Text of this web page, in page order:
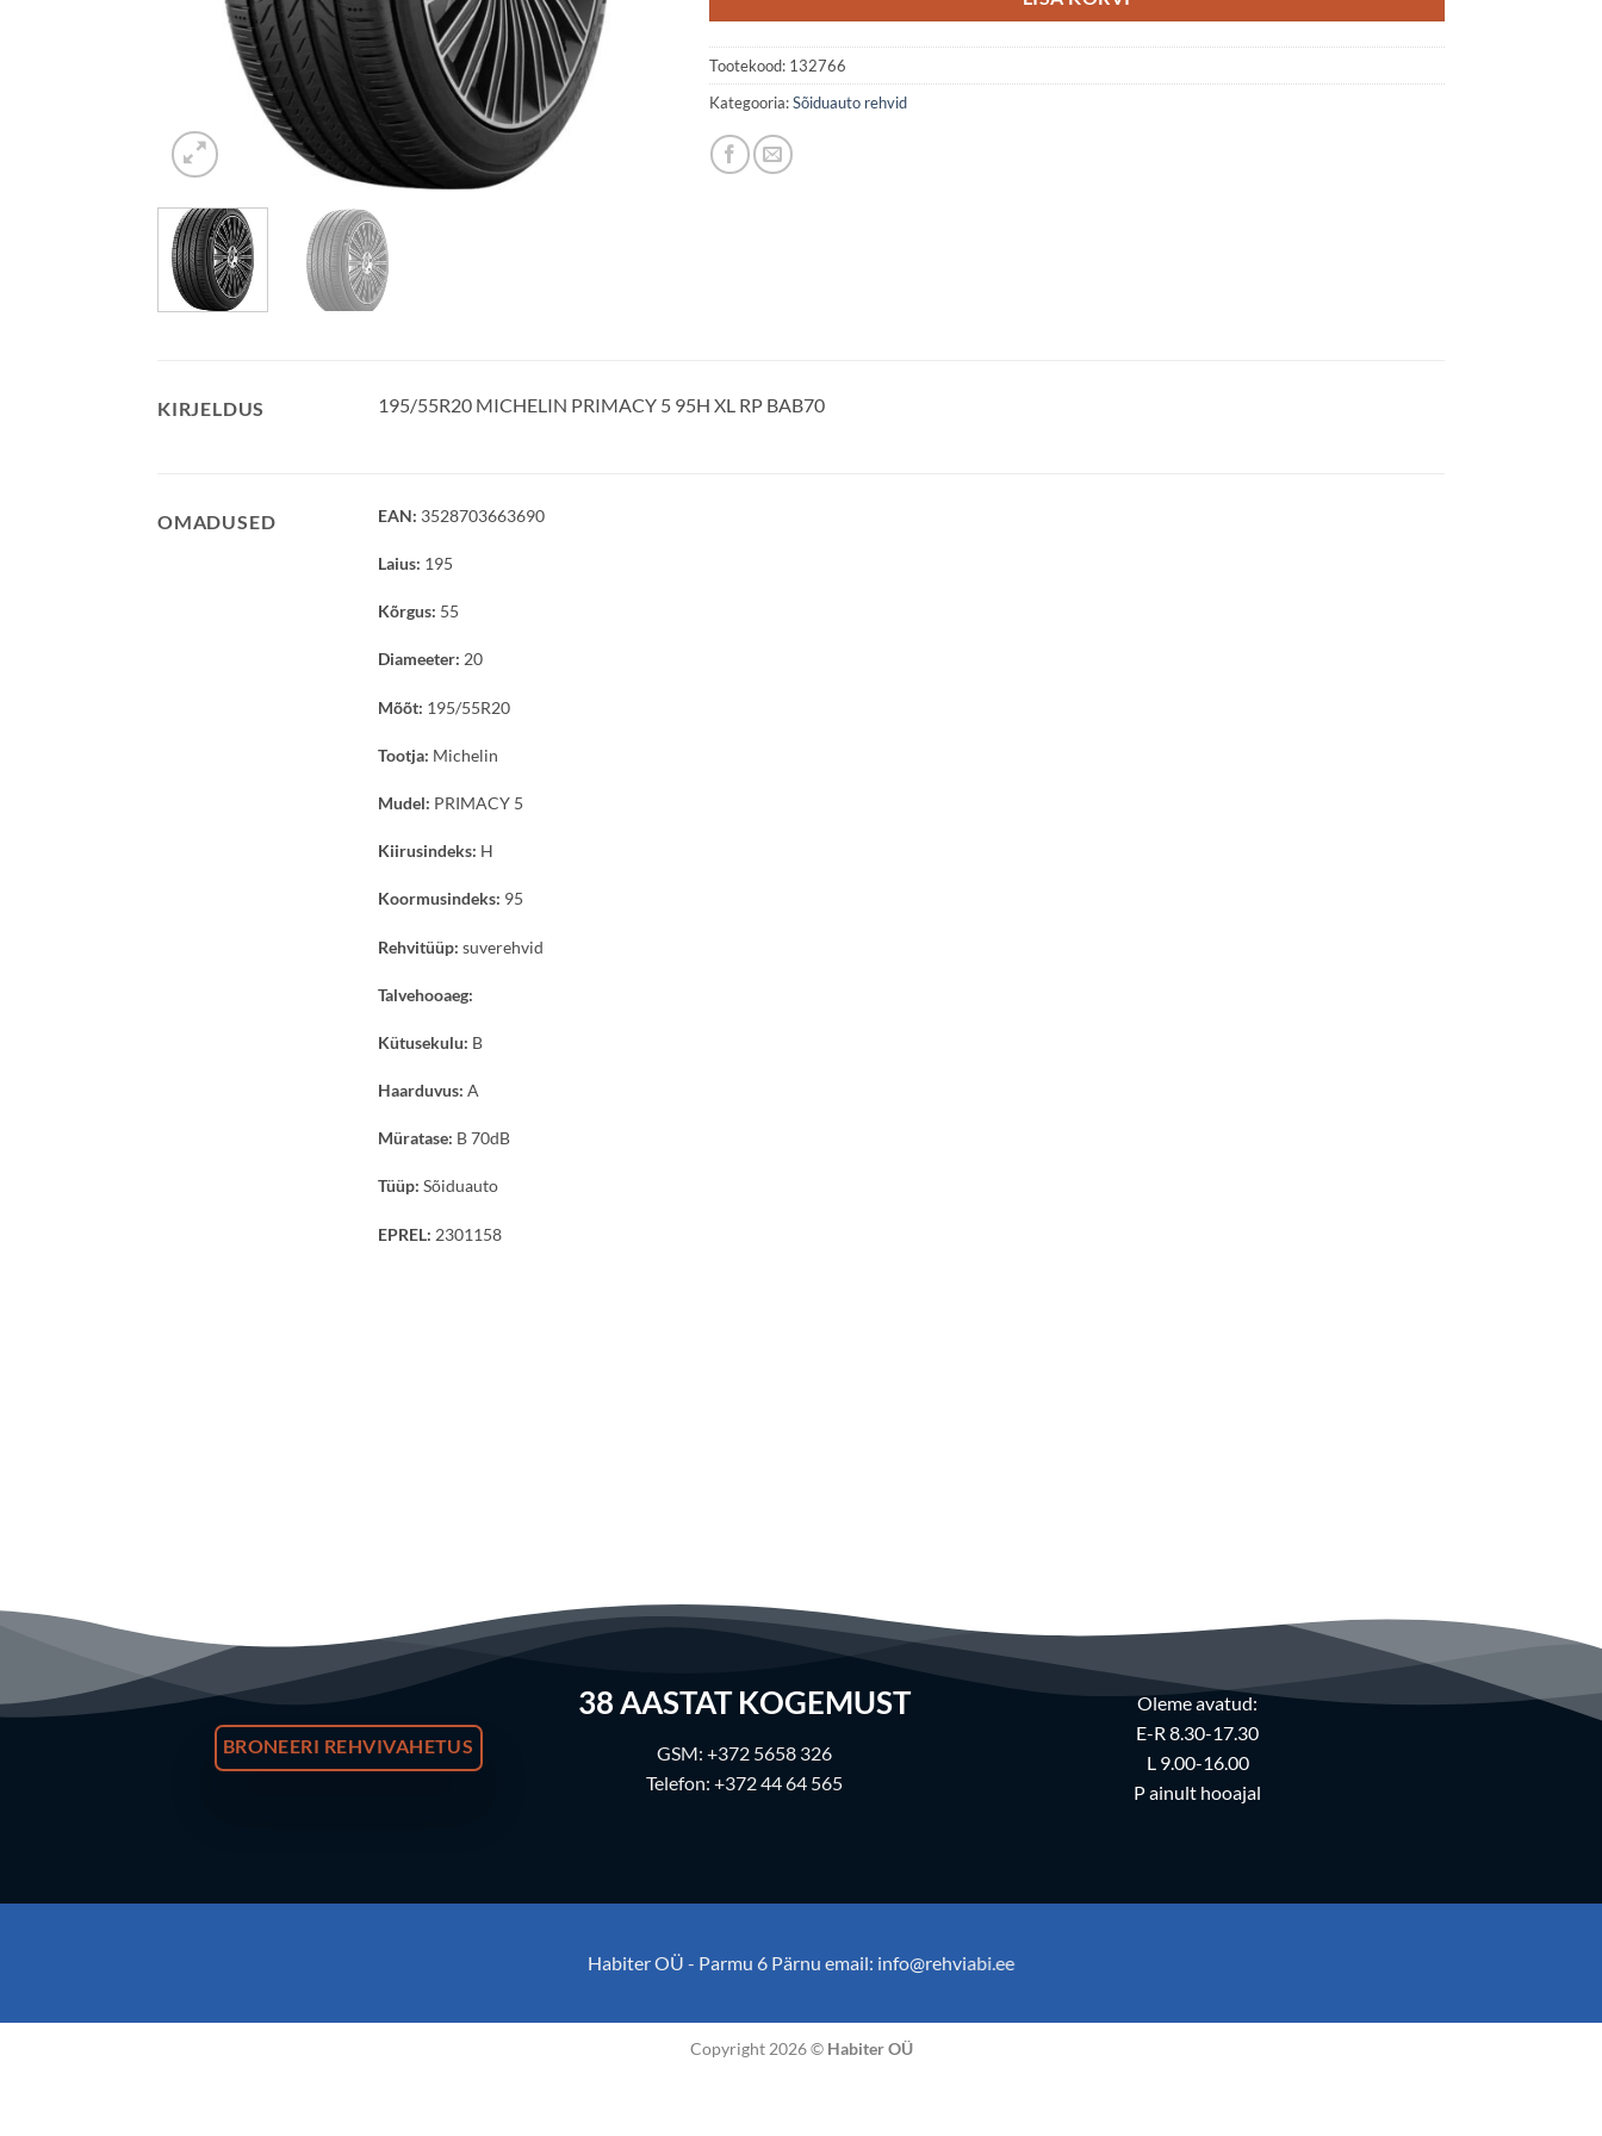
Tootekood: 132766
Kategooria:Sõiduauto rehvid
KIRJELDUS 195/55R20 MICHELIN PRIMACY 5 95H XL RP BAB70
OMADUSED EAN: 3528703663690
Laius: 195
Kõrgus: 55
Diameeter: 20
Mõõt: 195/55R20
Tootja: Michelin
Mudel: PRIMACY 5
Kiirusindeks: H
Koormusindeks: 95
Rehvitüüp: suverehvid
Talvehooaeg:
Kütusekulu: B
Haarduvus: A
Müratase: B 70dB
Tüüp: Sõiduauto
EPREL: 2301158
BRONEERI REHVIVAHETUS
38 AASTAT KOGEMUST
GSM: +372 5658 326
Telefon: +372 44 64 565
Oleme avatud:
E-R 8.30-17.30
L 9.00-16.00
P ainult hooajal
Habiter OÜ - Parmu 6 Pärnu email: info@rehviabi.ee
Copyright 2026 © Habiter OÜ